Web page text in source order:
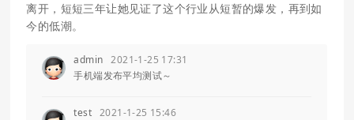
离开，短短三年让她见证了这个行业从短暂的爆发，再到如
今的低潮。
admin
2021-1-25 17:31
手机端发布平均测试～
test 2021-1-25 15:46